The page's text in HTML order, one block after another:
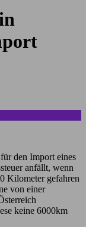
den Import eines
anfällt, wenn
Kilometer gefahren
von einer
keine 6000km